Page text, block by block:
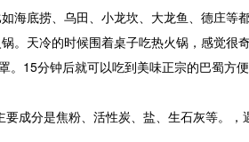
海底捞、乌田、小龙坎、大龙鱼、德庄等都
。天冷的时候围着桌子吃热火锅，感觉
15分钟后就可以吃到美味正宗的巴蜀方
成分是焦粉、活性炭、盐、生石灰等。，